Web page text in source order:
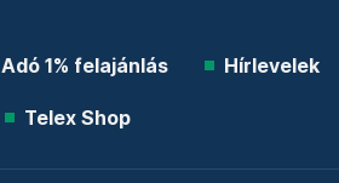
Adó 1% felajánlás Hírlevelek
Telex Shop